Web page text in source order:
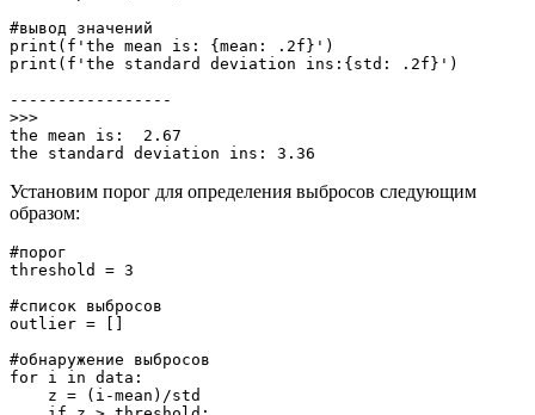
#вывод значений
print(f'the mean is: {mean: .2f}')
print(f'the standard deviation ins:{std: .2f}')
-----------------
>>>
the mean is:  2.67
the standard deviation ins: 3.36
Установим порог для определения выбросов следующим
образом:
#порог
threshold = 3
#список выбросов
outlier = []
#обнаружение выбросов
for i in data: